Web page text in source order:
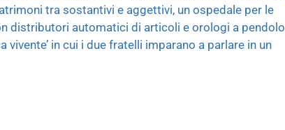
tra sostantivi e aggettivi, un ospedale per le
distributori automatici di articoli e orologi a pendolo
vivente’ in cui i due fratelli imparano a parlare in un